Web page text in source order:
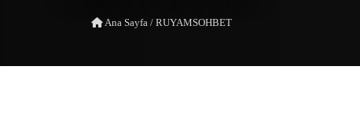
Ana Sayfa /RUYAMSOHBET